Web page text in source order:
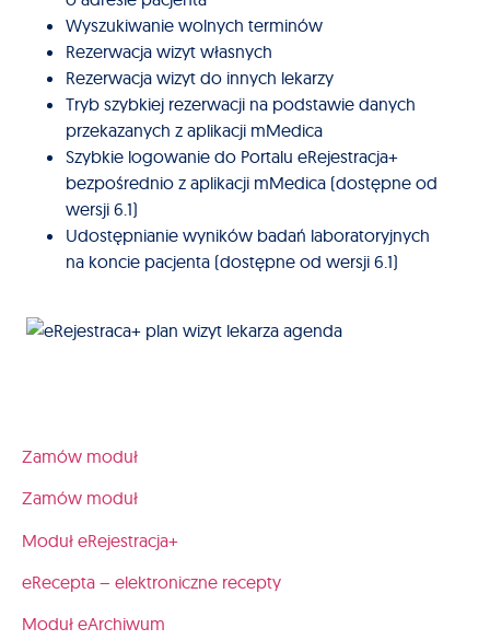
Wyszukiwanie wolnych terminów
Rezerwacja wizyt własnych
Rezerwacja wizyt do innych lekarzy
Tryb szybkiej rezerwacji na podstawie danych
przekazanych z aplikacji mMedica
Szybkie logowanie do Portalu eRejestracja+
bezpośrednio z aplikacji mMedica (dostępne od
wersji 6.1)
Udostępnianie wyników badań laboratoryjnych
na koncie pacjenta (dostępne od wersji 6.1)
Zamów moduł
Zamów moduł
Moduł eRejestracja+
eRecepta – elektroniczne recepty
Moduł eArchiwum